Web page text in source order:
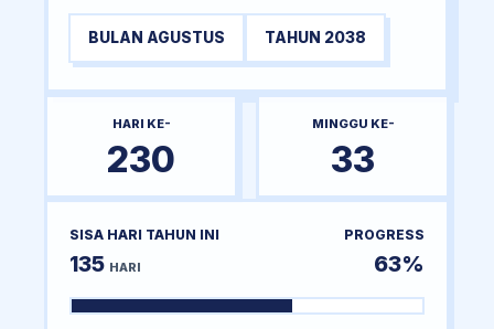
BULAN AGUSTUS TAHUN 2038
HARI KE-
230
MINGGU KE-
33
SISA HARI TAHUN INI
135 HARI
PROGRESS
63%